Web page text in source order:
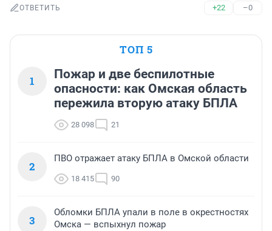
ОТВЕТИТЬ +22 –0
ТОП 5
1
Пожар и две беспилотные
опасности: как Омская область
пережила вторую атаку БПЛА
28 098 21
2
ПВО отражает атаку БПЛА в Омской области
18 415 90
3
Обломки БПЛА упали в поле в окрестностях
Омска — вспыхнул пожар